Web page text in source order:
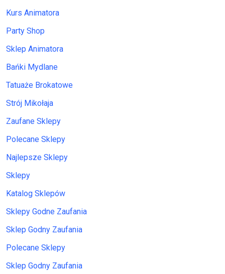
Kurs Animatora
Party Shop
Sklep Animatora
Bańki Mydlane
Tatuaże Brokatowe
Strój Mikołaja
Zaufane Sklepy
Polecane Sklepy
Najlepsze Sklepy
Sklepy
Katalog Sklepów
Sklepy Godne Zaufania
Sklep Godny Zaufania
Polecane Sklepy
Sklep Godny Zaufania